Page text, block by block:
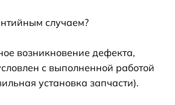
случаем?
возникновение дефекта,
с выполненной работой
установка запчасти).